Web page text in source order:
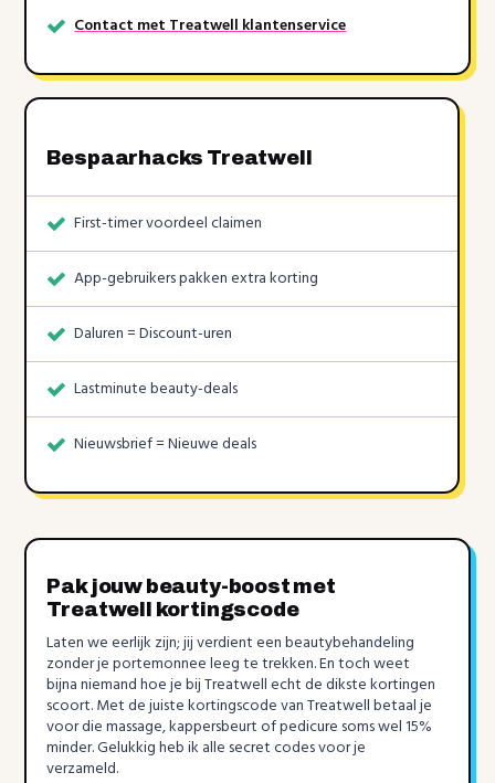
Contact met Treatwell klantenservice
Bespaarhacks Treatwell
First-timer voordeel claimen
App-gebruikers pakken extra korting
Daluren = Discount-uren
Lastminute beauty-deals
Nieuwsbrief = Nieuwe deals
Pak jouw beauty-boost met
Treatwell kortingscode
Laten we eerlijk zijn; jij verdient een beautybehandeling
zonder je portemonnee leeg te trekken. En toch weet
bijna niemand hoe je bij Treatwell echt de dikste kortingen
scoort. Met de juiste kortingscode van Treatwell betaal je
voor die massage, kappersbeurt of pedicure soms wel 15%
minder. Gelukkig heb ik alle secret codes voor je
verzameld.